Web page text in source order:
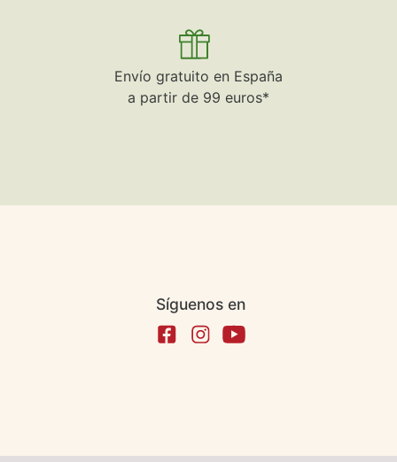
Envío gratuito en España
a partir de 99 euros*
Síguenos en